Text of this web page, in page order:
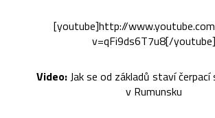
[youtube]http://
v=qFi9ds6T7u8[/youtube]
Video:Jak se od základů staví
v Rumunsku